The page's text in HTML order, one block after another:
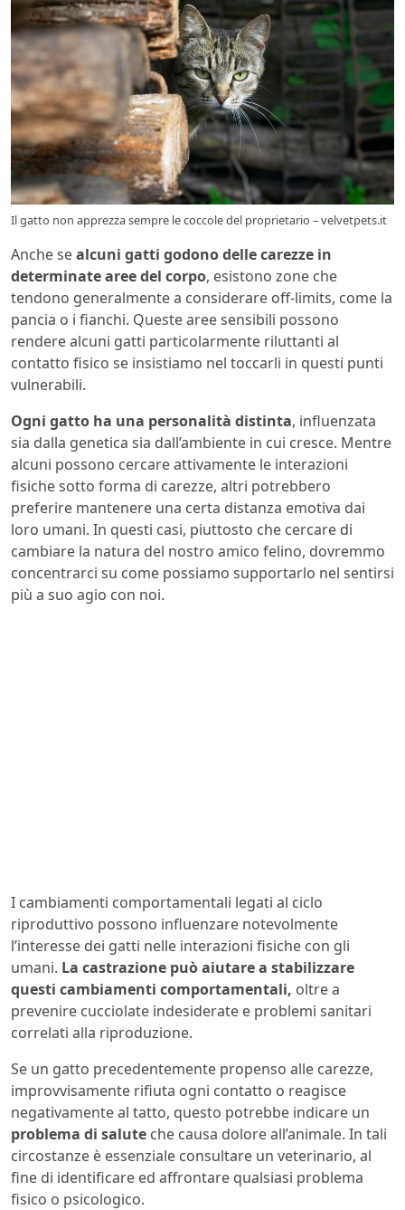
Il gatto non apprezza sempre le coccole del proprietario – velvetpets.it
Anche sealcuni gatti godono delle carezze in
determinate aree del corpo, esistono zone che
tendono generalmente a considerare off-limits, come la
pancia o i fianchi. Queste aree sensibili possono
rendere alcuni gatti particolarmente riluttanti al
contatto fisico se insistiamo nel toccarli in questi punti
vulnerabili.
Ogni gatto ha una personalità distinta, influenzata
sia dalla genetica sia dall’ambiente in cui cresce. Mentre
alcuni possono cercare attivamente le interazioni
fisiche sotto forma di carezze, altri potrebbero
preferire mantenere una certa distanza emotiva dai
loro umani. In questi casi, piuttosto che cercare di
cambiare la natura del nostro amico felino, dovremmo
concentrarci su come possiamo supportarlo nel sentirsi
più a suo agio con noi.
I cambiamenti comportamentali legati al ciclo
riproduttivo possono influenzare notevolmente
l’interesse dei gatti nelle interazioni fisiche con gli
umani. La castrazione può aiutare a stabilizzare
questi cambiamenti comportamentali, oltre a
prevenire cucciolate indesiderate e problemi sanitari
correlati alla riproduzione.
Se un gatto precedentemente propenso alle carezze,
improvvisamente rifiuta ogni contatto o reagisce
negativamente al tatto, questo potrebbe indicare un
problema di salute che causa dolore all’animale. In tali
circostanze è essenziale consultare un veterinario, al
fine di identificare ed affrontare qualsiasi problema
fisico o psicologico.